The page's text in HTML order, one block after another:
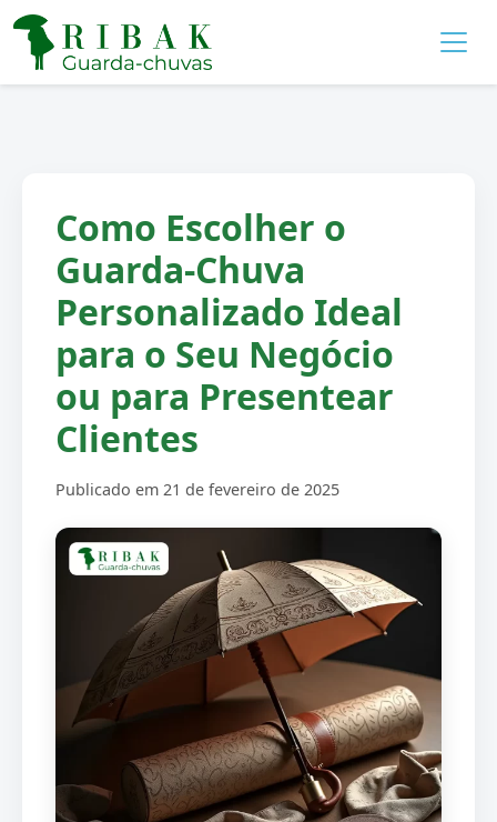
Como Escolher o
Guarda-Chuva
Personalizado Ideal
para o Seu Negócio
ou para Presentear
Clientes
Publicado em 21 de fevereiro de 2025